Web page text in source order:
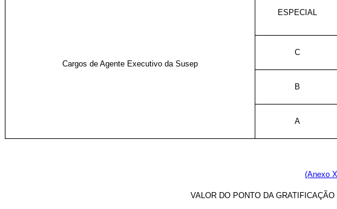
Cargos de Agente Executivo da Susep
ESPECIAL
C
B
A
(Anexo
VALOR DO PONTO DA